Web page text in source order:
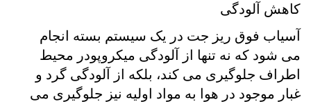
کاهش آلودگی
آسیاب فوق ریز جت در یک سیستم بسته انجام
می شود که نه تنها از آلودگی میکروپودر محیط
اطراف جلوگیری می کند، بلکه از آلودگی گرد و
غبار موجود در هوا به مواد اولیه نیز جلوگیری می